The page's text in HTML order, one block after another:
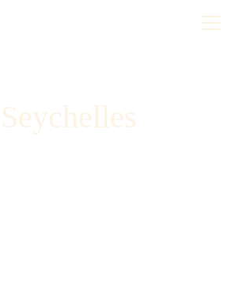
Seychelles